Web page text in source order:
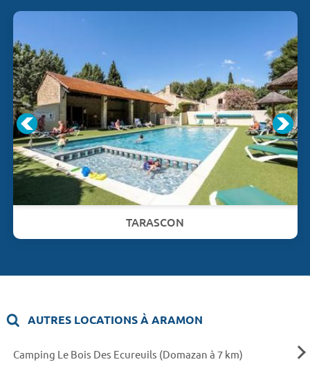
TARASCON
AUTRES LOCATIONS À ARAMON
Camping Le Bois Des Ecureuils (Domazan à 7 km)